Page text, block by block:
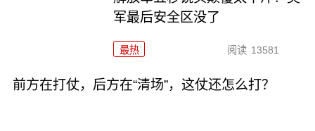
军最后安全区没了
最热 阅读 13581
前方在打仗，后方在“清场”，这仗还怎么打？